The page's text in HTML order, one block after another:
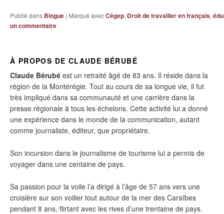
Publié dans Blogue | Marqué avecCégep, Droit de travailler en français,
un commentaire
À PROPOS DE CLAUDE BÉRUBÉ
Claude Bérubé est un retraité âgé de 83 ans. Il réside dans la
région de la Montérégie. Tout au cours de sa longue vie, il fut
très impliqué dans sa communauté et une carrière dans la
presse régionale à tous les échelons. Cette activité lui a donné
une expérience dans le monde de la communication, autant
comme journaliste, éditeur, que propriétaire.
Son incursion dans le journalisme de tourisme lui a permis de
voyager dans une centaine de pays.
Sa passion pour la voile l’a dirigé à l’âge de 57 ans vers une
croisière sur son voilier tout autour de la mer des Caraïbes
pendant 8 ans, flirtant avec les rives d’une trentaine de pays.